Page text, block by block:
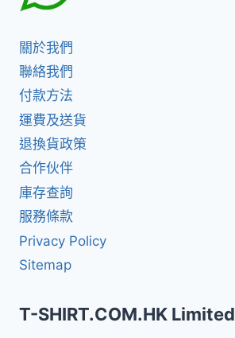
關於我們
聯絡我們
付款方法
運費及送貨
退換貨政策
合作伙伴
庫存查詢
服務條款
Privacy Policy
Sitemap
T-SHIRT.COM.HK Limited